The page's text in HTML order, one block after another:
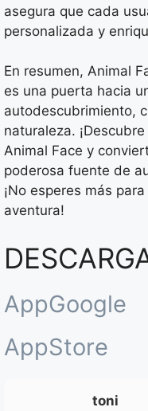
asegura que cada
personalizada y
En resumen, Animal
es una puerta hacia
autodescubrimiento,
naturaleza.
Animal Face y
poderosa fuente de
¡No esperes más
aventura!
AppGoogle
AppStore
toni